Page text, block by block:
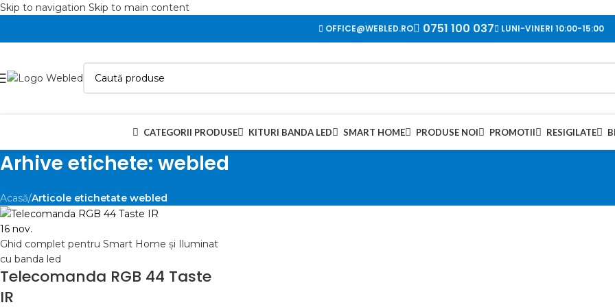
Skip to navigation Skip to main content
OFFICE@WEBLED.RO 0751 100 037 LUNI-VINERI 10:00-15:00
CATEGORII PRODUSE KITURI BANDA LED SMART HOME PRODUSE NOI PROMOTII RESIGILATE
Arhive etichete: webled
Acasă/Articole etichetate webled
16 nov.
Ghid complet pentru Smart Home și Iluminat
cu banda led
Telecomanda RGB 44 Taste
IR